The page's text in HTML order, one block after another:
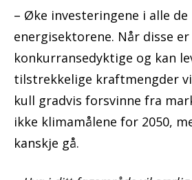
– Øke investeringene i alle de
energisektorene. Når disse er
konkurransedyktige og kan
tilstrekkelige kraftmengder
kull gradvis forsvinne fra
ikke klimamålene for 2050,
kanskje gå.